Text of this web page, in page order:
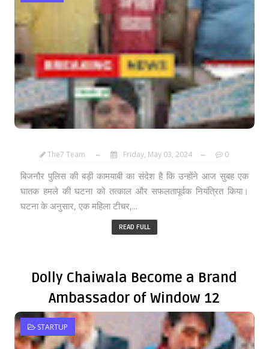
The7 Team Friday, May 03, 2024 0
बिजनौर पुलिस की बड़ी कामयाबी का संदेश है कि उन्होंने आज सुबह एक
घातक हमले की घटना को तत्काल और सफलतापूर्वक नियंत्रित किया।
घटना के अनुसार, एक महिला टीचर,...
READ FULL
Dolly Chaiwala Become a Brand
Ambassador of Window 12
STARTUP